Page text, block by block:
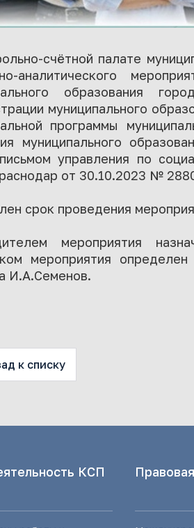
счётной палате
аналитического
образования
муниципального
программы
муниципального
управления по
от 30.10.2023 №
срок проведения
мероприятия
мероприятия
И.А.Семенов.
к списку
КСП